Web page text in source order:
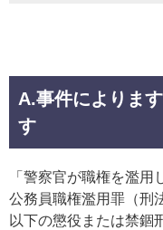
A.事件によりま
す
「警察官が職権を濫用
公務員職権濫用罪（刑
以下の懲役または禁錮